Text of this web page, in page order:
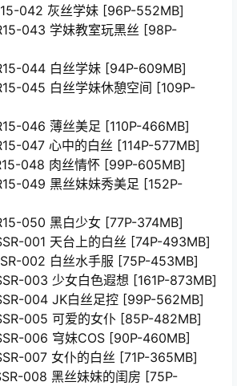
042 灰丝学妹 [96P-552MB]
043 学妹教室玩黑丝 [98P-
044 白丝学妹 [94P-609MB]
045 白丝学妹休憩空间 [109P-
046 薄丝美足 [110P-466MB]
047 心中的白丝 [114P-577MB]
048 肉丝情怀 [99P-605MB]
049 黑丝妹妹秀美足 [152P-
050 黑白少女 [77P-374MB]
001 天台上的白丝 [74P-493MB]
002 白丝水手服 [75P-453MB]
003 少女白色遐想 [161P-873MB]
004 JK白丝足控 [99P-562MB]
005 可爱的女仆 [85P-482MB]
006 穹妹COS [90P-460MB]
007 女仆的白丝 [71P-365MB]
008 黑丝妹妹的闺房 [75P-